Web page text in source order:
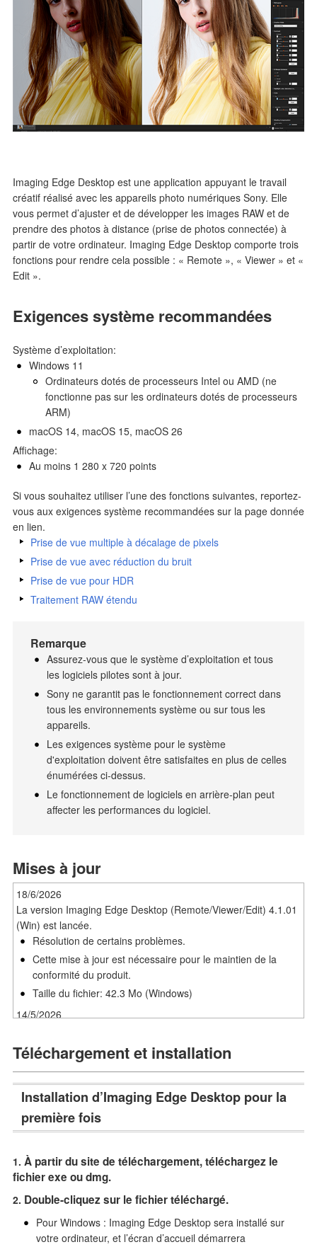
Imaging Edge Desktop est une application appuyant le travail
créatif réalisé avec les appareils photo numériques Sony. Elle
vous permet d’ajuster et de développer les images RAW et de
prendre des photos à distance (prise de photos connectée) à
partir de votre ordinateur. Imaging Edge Desktop comporte trois
fonctions pour rendre cela possible : « Remote », « Viewer » et «
Edit ».
Exigences système recommandées
Système d’exploitation:
Windows 11
Ordinateurs dotés de processeurs Intel ou AMD (ne
fonctionne pas sur les ordinateurs dotés de processeurs
ARM)
macOS 14, macOS 15, macOS 26
Affichage:
Au moins 1 280 x 720 points
Si vous souhaitez utiliser l’une des fonctions suivantes, reportez-
vous aux exigences système recommandées sur la page donnée
en lien.
Prise de vue multiple à décalage de pixels
Prise de vue avec réduction du bruit
Prise de vue pour HDR
Traitement RAW étendu
Remarque
Assurez-vous que le système d’exploitation et tous
les logiciels pilotes sont à jour.
Sony ne garantit pas le fonctionnement correct dans
tous les environnements système ou sur tous les
appareils.
Les exigences système pour le système
d'exploitation doivent être satisfaites en plus de celles
énumérées ci-dessus.
Le fonctionnement de logiciels en arrière-plan peut
affecter les performances du logiciel.
Mises à jour
18/6/2026
La version Imaging Edge Desktop (Remote/Viewer/Edit) 4.1.01
(Win) est lancée.
Résolution de certains problèmes.
Cette mise à jour est nécessaire pour le maintien de la
conformité du produit.
Taille du fichier: 42.3 Mo (Windows)
14/5/2026
est lancée.
Ajout de la prise en charge de l'ILCE-7RM6:
La synthèse Prise de vue multiple à décalage de pixels
(PSMS) est désormais prise en charge.
La composition de 32 images est désormais prise en
charge dans la prise de vue RAW composite [HDR].
DRO.
Le traitement RAW étendu pour le modèle ILCE-9M3, ILCE-
7RM6 est désormais pris en charge.
Les vitesses de transfert de données via USB pendant la
prise de vue à distance (prise de vue en mode tethering)
Téléchargement et installation
Installation d’Imaging Edge Desktop pour la
première fois
À partir du site de téléchargement, téléchargez le
fichier exe ou dmg.
Double-cliquez sur le fichier téléchargé.
Pour Windows : Imaging Edge Desktop sera installé sur
votre ordinateur, et l’écran d’accueil démarrera